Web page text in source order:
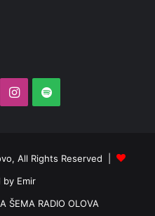
Instagram
Spotify
All Rights Reserved |
by Emir
ŠEMA RADIO OLOVA